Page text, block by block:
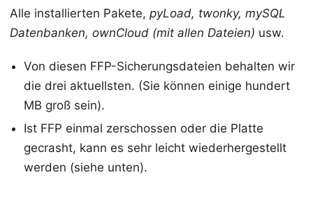
Alle installierten Pakete, pyLoad, twonky, mySQL
Datenbanken, ownCloud (mit allen Dateien) usw.
Von diesen FFP-Sicherungsdateien behalten wir
die drei aktuellsten. (Sie können einige hundert
MB groß sein).
Ist FFP einmal zerschossen oder die Platte
gecrasht, kann es sehr leicht wiederhergestellt
werden (siehe unten).